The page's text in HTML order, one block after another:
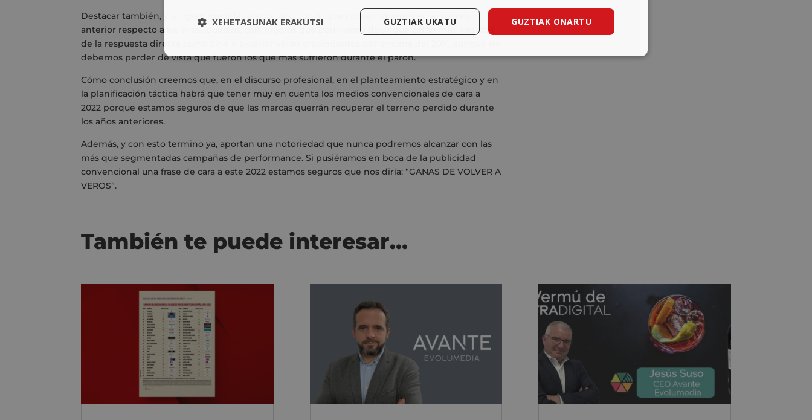
Destacar también, y en gran medida relacionado con lo que comentábamos en el párrafo
anterior respecto a los presupuestos, que medios que podríamos decir que están más alejados
de la respuesta directa como cine o exterior verán crecimientos por encima del 20%, aunque no
debemos perder de vista que fueron los que más sufrieron durante el parón.
Cómo conclusión creemos que, en el discurso profesional, en el planteamiento estratégico y en
la planificación táctica habrá que tener muy en cuenta los medios convencionales de cara a
2022 porque estamos seguros de que las marcas querrán recuperar el terreno perdido durante
los años anteriores.
Además, y con esto termino ya, aportan una notoriedad que nunca podremos alcanzar con las
más que segmentadas campañas de performance. Si pusiéramos en boca de la publicidad
convencional una frase de cara a este 2022 estamos seguros que nos diría: “GANAS DE VOLVER A
VEROS”.
También te puede interesar…
GUZTIAK ONARTU
GUZTIAK UKATU
XEHETASUNAK ERAKUTSI